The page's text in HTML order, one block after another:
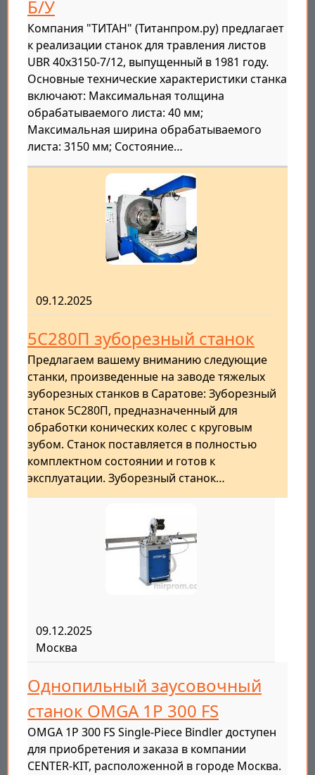
Б/У
Компания "ТИТАН" (Титанпром.ру) предлагает
к реализации станок для травления листов
UBR 40x3150-7/12, выпущенный в 1981 году.
Основные технические характеристики станка
включают: Максимальная толщина
обрабатываемого листа: 40 мм;
Максимальная ширина обрабатываемого
листа: 3150 мм; Состояние…
09.12.2025
5С280П зуборезный станок
Предлагаем вашему вниманию следующие
станки, произведенные на заводе тяжелых
зуборезных станков в Саратове: Зуборезный
станок 5С280П, предназначенный для
обработки конических колес с круговым
зубом. Станок поставляется в полностью
комплектном состоянии и готов к
эксплуатации. Зуборезный станок…
09.12.2025
Москва
Однопильный заусовочный
станок OMGA 1P 300 FS
OMGA 1P 300 FS Single-Piece Bindler доступен
для приобретения и заказа в компании
CENTER-KIT, расположенной в городе Москва.